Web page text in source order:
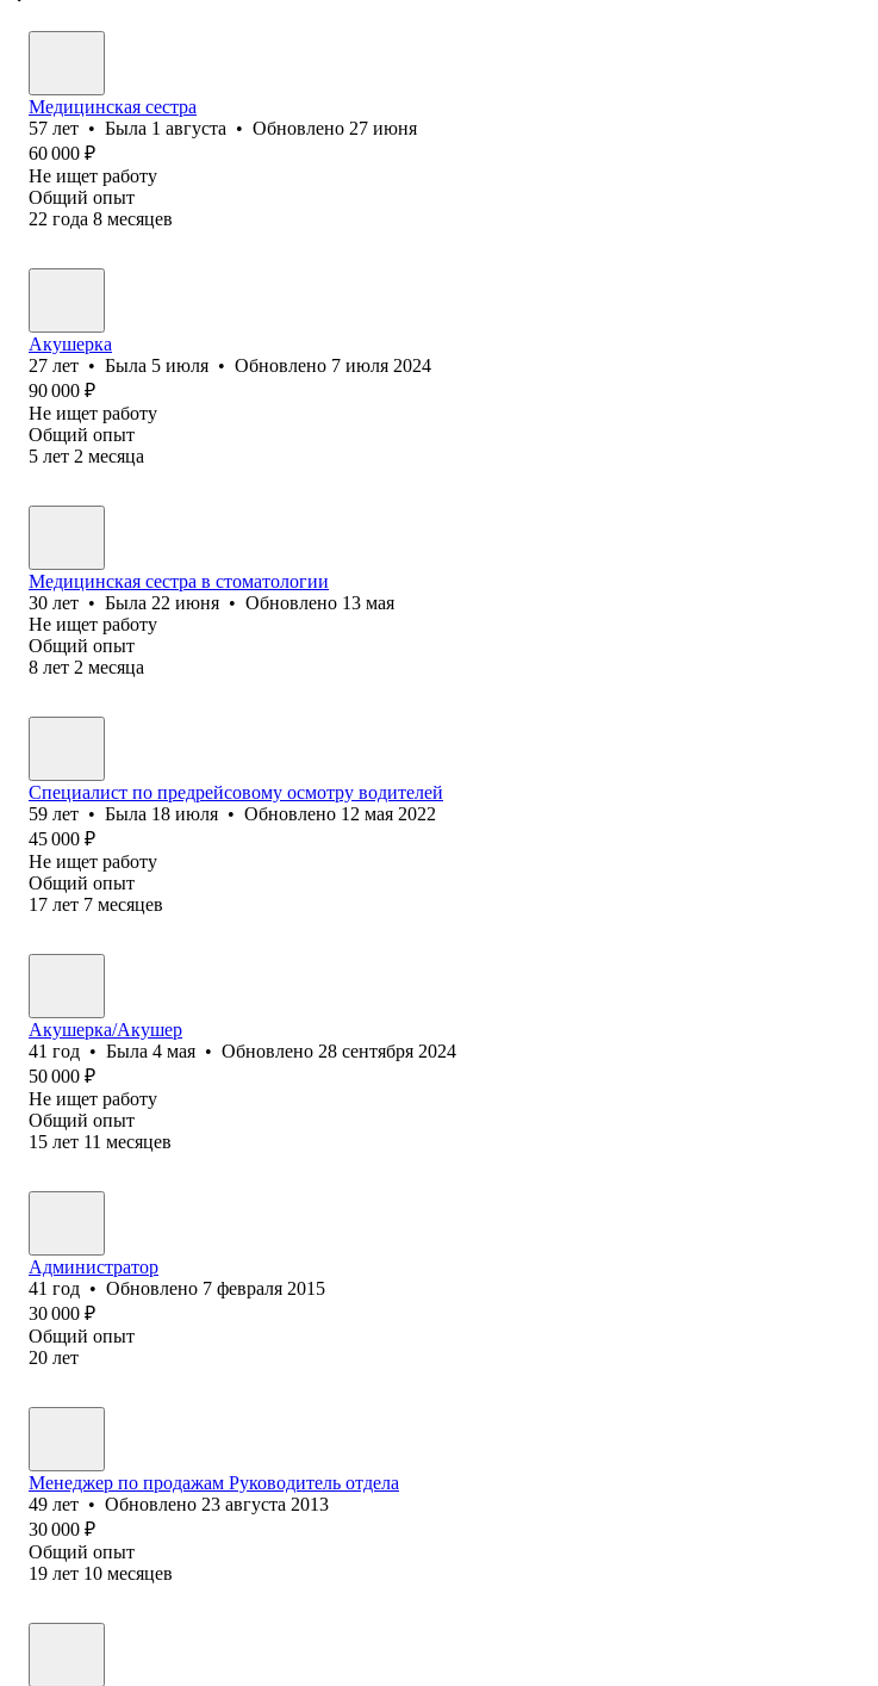
Медицинская сестра
57 лет • Была 1 августа • Обновлено 27 июня
60 000 ₽
Не ищет работу
Общий опыт
22 года 8 месяцев
Акушерка
27 лет • Была 5 июля • Обновлено 7 июля 2024
90 000 ₽
Не ищет работу
Общий опыт
5 лет 2 месяца
Медицинская сестра в стоматологии
30 лет • Была 22 июня • Обновлено 13 мая
Не ищет работу
Общий опыт
8 лет 2 месяца
Специалист по предрейсовому осмотру водителей
59 лет • Была 18 июля • Обновлено 12 мая 2022
45 000 ₽
Не ищет работу
Общий опыт
17 лет 7 месяцев
Акушерка/Акушер
41 год • Была 4 мая • Обновлено 28 сентября 2024
50 000 ₽
Не ищет работу
Общий опыт
15 лет 11 месяцев
Администратор
41 год • Обновлено 7 февраля 2015
30 000 ₽
Общий опыт
20 лет
Менеджер по продажам Руководитель отдела
49 лет • Обновлено 23 августа 2013
30 000 ₽
Общий опыт
19 лет 10 месяцев